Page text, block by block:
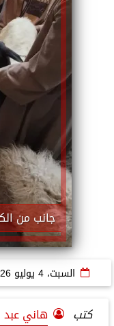
جانب من
السبت، 4 يوليو 2026
كتب هاني عبد